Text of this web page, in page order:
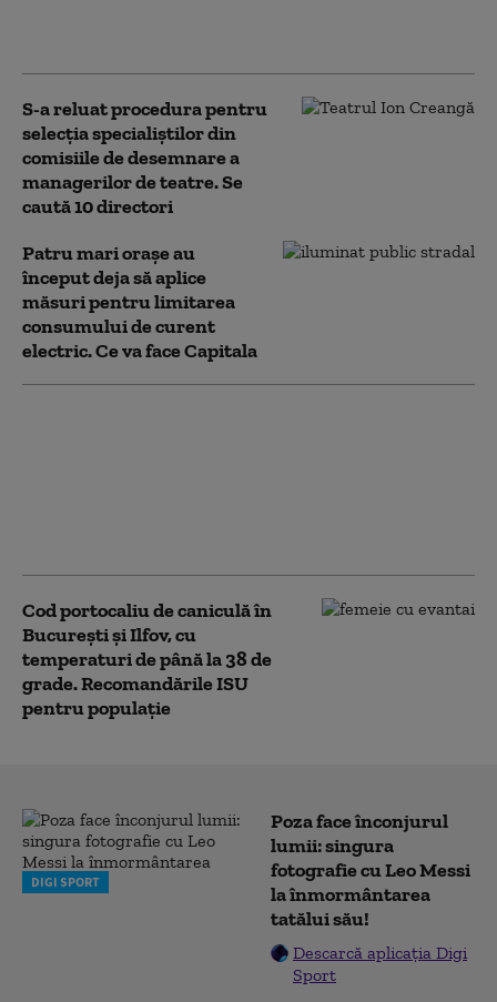
S-a reluat procedura pentru
selecţia specialiştilor din
comisiile de desemnare a
managerilor de teatre. Se
caută 10 directori
Patru mari orașe au
început deja să aplice
măsuri pentru limitarea
consumului de curent
electric. Ce va face Capitala
Cod portocaliu de caniculă în
București și Ilfov, cu
temperaturi de până la 38 de
grade. Recomandările ISU
pentru populație
DIGI SPORT
Poza face înconjurul
lumii: singura
fotografie cu Leo Messi
la înmormântarea
tatălui său!
Descarcă aplicația Digi
Sport